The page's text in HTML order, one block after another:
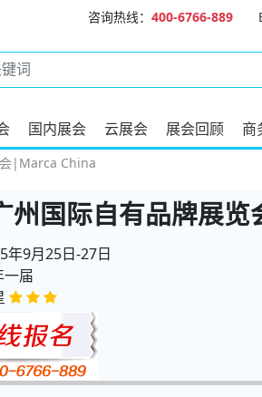
咨询热线： 400-6766-889
国内展会 云展会 展会回顾 商
|Marca China
州国际自有品牌展览
年9月25日-27日
一届